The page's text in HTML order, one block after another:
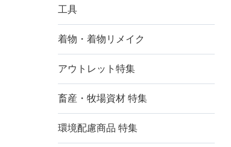
工具
着物・着物リメイク
アウトレット特集
畜産・牧場資材 特集
環境配慮商品 特集